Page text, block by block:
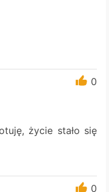
0
życie stało się
0